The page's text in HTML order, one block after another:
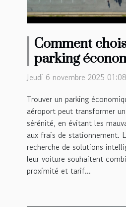
Comment
parking
proche d'un
Jeudi 6 novembre 2025 01:08
Trouver un parking
aéroport peut transformer
sérénité, en évitant les
aux frais de stationnement.
recherche de solutions
leur voiture souhaitent
proximité et tarif...